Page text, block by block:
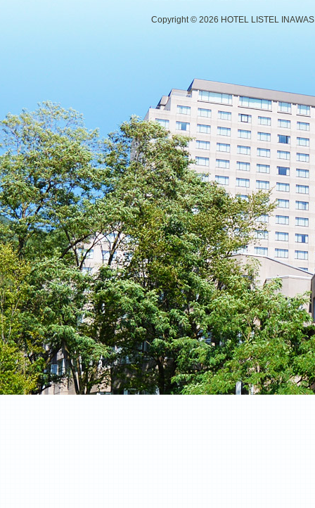
Copyright © 2026 HOTEL LISTEL